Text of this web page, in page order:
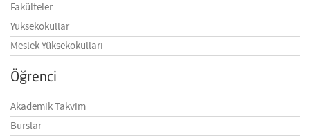
Fakülteler
Yüksekokullar
Meslek Yüksekokulları
Öğrenci
Akademik Takvim
Burslar